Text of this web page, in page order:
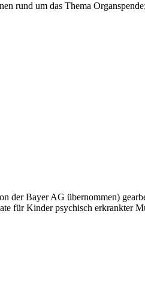
rund um das Thema
der Bayer AG übernommen)
für Kinder psychisch erkrankter